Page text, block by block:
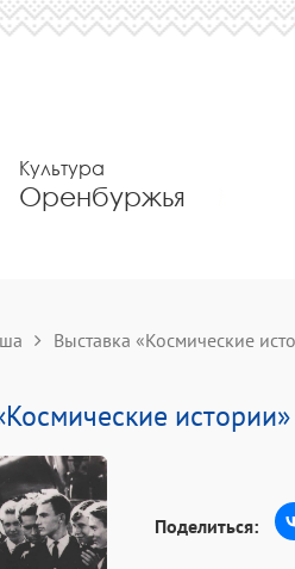
Культура
Оренбуржья
Выставка «Космические
истории»
Поделиться: